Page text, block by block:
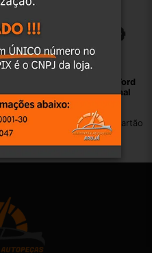
Suporte Fixação Bateria Ford
Fiesta 2003 2014 Original
R$79,00
Em até 12x de R$ 8,01 no cartão